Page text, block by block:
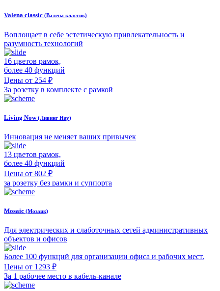
Valena classic (Валена классик)
Воплощает в себе эстетическую привлекательность и
разумность технологий
16 цветов рамок,
более 40 функций
Цены от 254 ₽
За розетку в комплекте с рамкой
Living Now(Ливинг Нау)
Инновация не меняет ваших привычек
13 цветов рамок,
более 40 функций
Цены от 802 ₽
за розетку без рамки и суппорта
Mosaic (Мозаик)
Для электрических и слаботочных сетей административных
объектов и офисов
Более 100 функций для организации офиса и рабочих мест.
Цены от 1293 ₽
За 1 рабочее место в кабель-канале